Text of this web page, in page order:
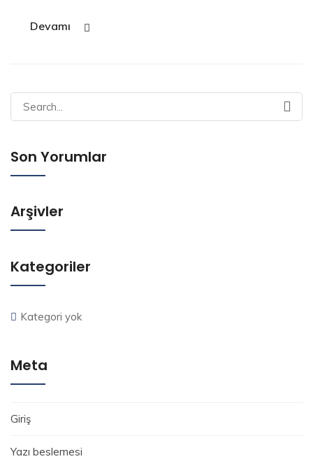
Devamı
Search
for:
Son Yorumlar
Arşivler
Kategoriler
Kategori yok
Meta
Giriş
Yazı beslemesi